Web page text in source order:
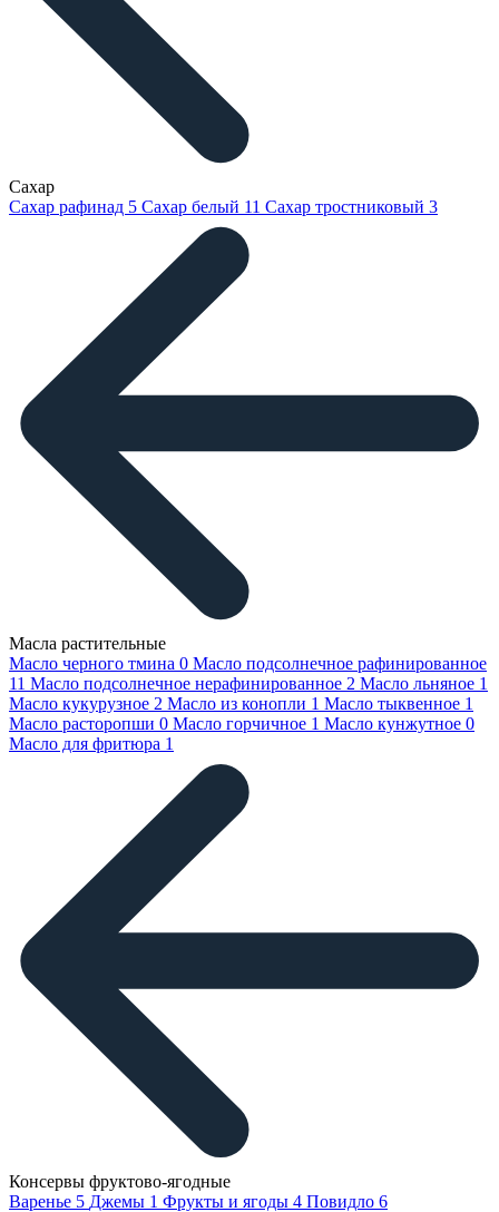
Сахар
Сахар рафинад 5 Сахар белый 11 Сахар тростниковый 3
Масла растительные
Масло черного тмина 0 Масло подсолнечное рафинированное
11 Масло подсолнечное нерафинированное 2 Масло льняное 1
Масло кукурузное 2 Масло из конопли 1 Масло тыквенное 1
Масло расторопши 0 Масло горчичное 1 Масло кунжутное 0
Масло для фритюра 1
Консервы фруктово-ягодные
Варенье 5 Джемы 1 Фрукты и ягоды 4 Повидло 6